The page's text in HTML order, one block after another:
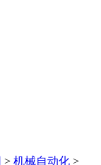
> 机械自动化 >